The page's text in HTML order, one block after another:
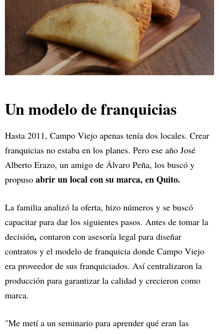
Un modelo de franquicias
Hasta 2011, Campo Viejo apenas tenía dos locales. Crear
franquicias no estaba en los planes. Pero ese año José
Alberto Erazo, un amigo de Álvaro Peña, los buscó y
propuso abrir un local con su marca, en Quito.
La familia analizó la oferta, hizo números y se buscó
capacitar para dar los siguientes pasos. Antes de tomar la
decisión, contaron con asesoría legal para diseñar
contratos y el modelo de franquicia donde Campo Viejo
era proveedor de sus franquiciados. Así centralizaron la
producción para garantizar la calidad y crecieron como
marca.
"Me metí a un seminario para aprender qué eran las